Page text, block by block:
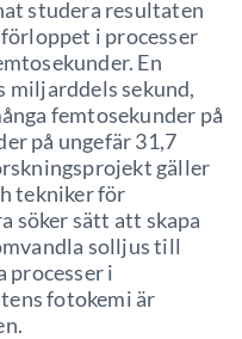
studera resultaten
i processer
En
miljarddels sekund,
femtosekunder på
på ungefär 31,7
gäller
tekniker för
söker sätt att skapa
solljus till
processer i
fotokemi är